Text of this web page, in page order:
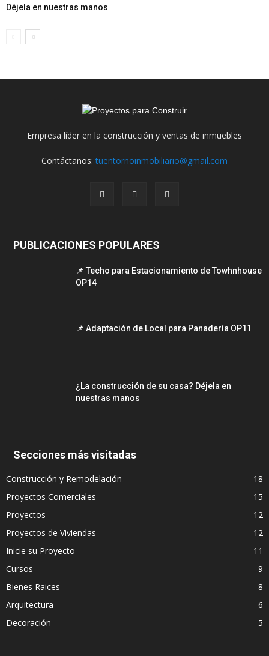
Déjela en nuestras manos
Empresa líder en la construcción y ventas de inmuebles
Contáctanos:tuentornoinmobiliario@gmail.com
PUBLICACIONES POPULARES
📌 Techo para Estacionamiento de Towhnhouse
OP14
📌 Adaptación de Local para Panadería OP11
¿La construcción de su casa? Déjela en
nuestras manos
Secciones más visitadas
Construcción y Remodelación
18
Proyectos Comerciales
15
Proyectos
12
Proyectos de Viviendas
12
Inicie su Proyecto
11
Cursos
9
Bienes Raices
8
Arquitectura
6
Decoración
5